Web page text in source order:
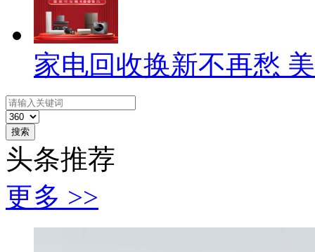
家电回收换新不再愁
搜索
头条推荐
更多 >>